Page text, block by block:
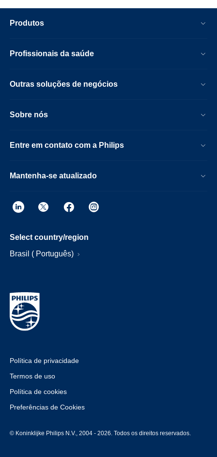
Produtos
Profissionais da saúde
Outras soluções de negócios
Sobre nós
Entre em contato com a Philips
Mantenha-se atualizado
Select country/region
Brasil ( Português)
Política de privacidade
Termos de uso
Política de cookies
Preferências de Cookies
© Koninklijke Philips N.V., 2004 - 2026. Todos os direitos reservados.